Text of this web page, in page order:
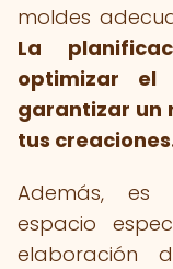
moldes
La
optimizar el
garantizar un
tus
Además, es
espacio
elaboración